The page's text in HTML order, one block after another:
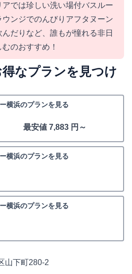
では珍しい洗い場付バスルー
ンジでのんびりアフタヌーン
だりなど、誰もが憧れる非日
のおすすめ！
なプランを見つけ
横浜のプランを見る
最安値 7,883 円～
横浜のプランを見る
横浜のプランを見る
山下町280-2